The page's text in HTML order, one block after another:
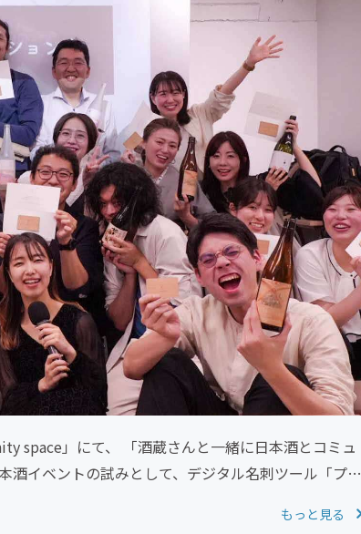
space」にて、 「酒蔵さんと一緒に日本酒とコミュ
イベントの試みとして、デジタル名刺ツール「プレ
もっと見る